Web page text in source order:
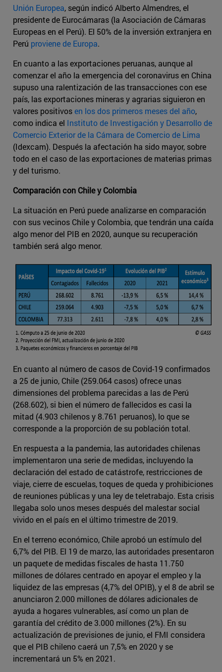
Unión Europea, según indicó Alberto Almendres, el
presidente de Eurocámaras (la Asociación de Cámaras
Europeas en el Perú). El 50% de la inversión extranjera en
Perú proviene de Europa.
En cuanto a las exportaciones peruanas, aunque al
comenzar el año la emergencia del coronavirus en China
supuso una ralentización de las transacciones con ese
país, las exportaciones mineras y agrarias siguieron en
valores positivosen los dos primeros meses del año,
como indica el Instituto de Investigación y Desarrollo de
Comercio Exterior de la Cámara de Comercio de Lima
(Idexcam). Después la afectación ha sido mayor, sobre
todo en el caso de las exportaciones de materias primas
y del turismo.
Comparación con Chile y Colombia
La situación en Perú puede analizarse en comparación
con sus vecinos Chile y Colombia, que tendrán una caída
algo menor del PIB en 2020, aunque su recuperación
también será algo menor.
En cuanto al número de casos de Covid-19 confirmados
a 25 de junio, Chile (259.064 casos) ofrece unas
dimensiones del problema parecidas a las de Perú
(268.602), si bien el número de fallecidos es casi la
mitad (4.903 chilenos y 8.761 peruanos), lo que se
corresponde a la proporción de su población total.
En respuesta a la pandemia, las autoridades chilenas
implementaron una serie de medidas, incluyendo la
declaración del estado de catástrofe, restricciones de
viaje, cierre de escuelas, toques de queda y prohibiciones
de reuniones públicas y una ley de teletrabajo. Esta crisis
llegaba solo unos meses después del malestar social
vivido en el país en el último trimestre de 2019.
En el terreno económico, Chile aprobó un estímulo del
6,7% del PIB. El 19 de marzo, las autoridades presentaron
un paquete de medidas fiscales de hasta 11.750
millones de dólares centrado en apoyar el empleo y la
liquidez de las empresas (4,7% del OPIB), y el 8 de abril se
anunciaron 2.000 millones de dólares adicionales de
ayuda a hogares vulnerables, así como un plan de
garantía del crédito de 3.000 millones (2%). En su
actualización de previsiones de junio, el FMI considera
que el PIB chileno caerá un 7,5% en 2020 y se
incrementará un 5% en 2021.